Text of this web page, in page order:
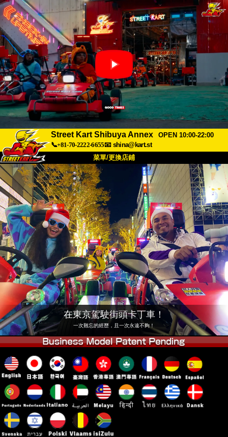
Street Kart Shibuya Annex
OPEN 10:00-22:00
📞+81-70-2222-6655📧 shina@kart.st
菜單/更換店鋪
關於我們 規格 價格
交通資訊 顧客評價 常見問題
公司 預訂
更換店鋪
東京 品川 #1 東京 秋葉原 #1
東京 秋葉原 #2 東京 澀谷
東京 澀谷分店 東京灣
東京 淺草 大阪
沖繩
在東京駕駛街頭卡丁車！
一次難忘的經歷，且一次永遠不夠！